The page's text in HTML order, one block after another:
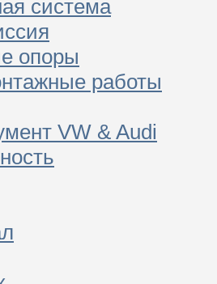
система
опоры
работы
VW & Audi